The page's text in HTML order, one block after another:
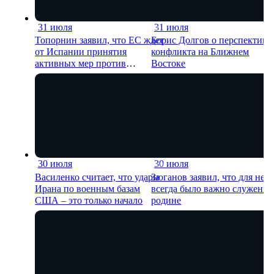
31 июля
11 мин
Топорнин заявил, что ЕС ждет
от Испании принятия
активных мер против
мигрантов
31 июля
Борис Долгов о
конфликта на Ближнем
Востоке
30 июля
13 мин
Василенко считает, что удары
Ирана по военным базам
США – это только начало
30 июля
Зюганов заявил, что для него
всегда было важно служение
родине